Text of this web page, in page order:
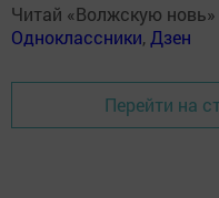
Читай «Волжскую новь»
Одноклассники, Дзен
Перейти на